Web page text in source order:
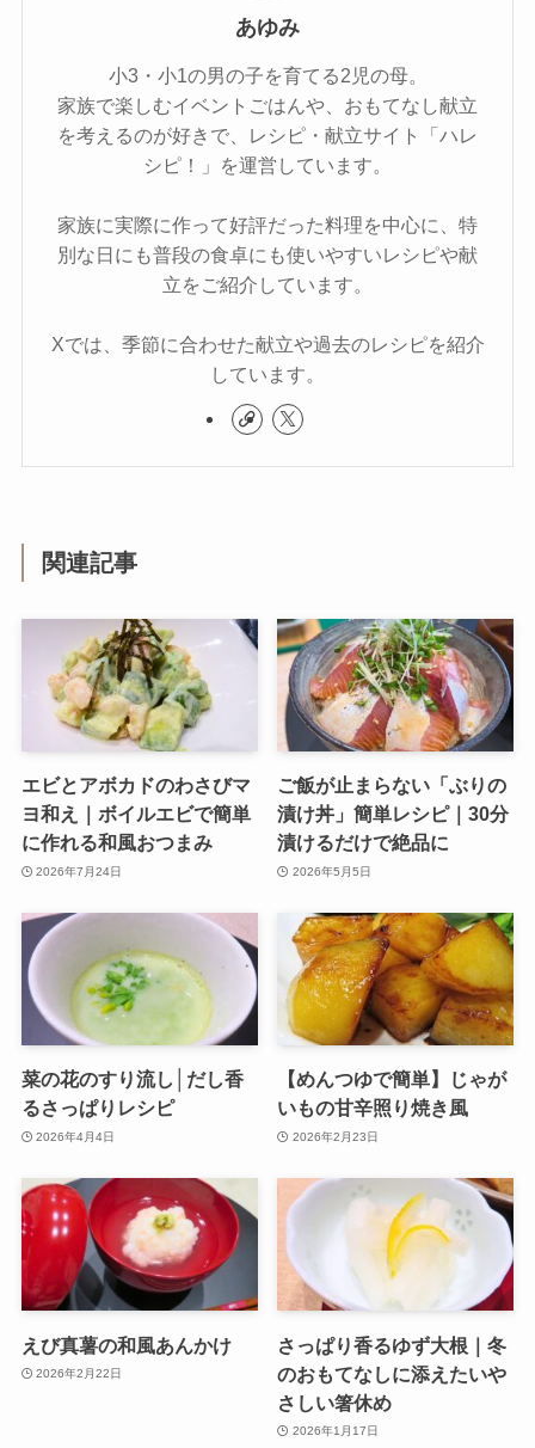
あゆみ
小3・小1の男の子を育てる2児の母。
家族で楽しむイベントごはんや、おもてなし献立
を考えるのが好きで、レシピ・献立サイト「ハレ
シピ！」を運営しています。
家族に実際に作って好評だった料理を中心に、特
別な日にも普段の食卓にも使いやすいレシピや献
立をご紹介しています。
Xでは、季節に合わせた献立や過去のレシピを紹介
しています。
関連記事
エビとアボカドのわさびマ
ヨ和え｜ボイルエビで簡単
に作れる和風おつまみ
2026年7月24日
ご飯が止まらない「ぶりの
漬け丼」簡単レシピ｜30分
漬けるだけで絶品に
2026年5月5日
菜の花のすり流し│だし香
るさっぱりレシピ
2026年4月4日
【めんつゆで簡単】じゃが
いもの甘辛照り焼き風
2026年2月23日
えび真薯の和風あんかけ
2026年2月22日
さっぱり香るゆず大根｜冬
のおもてなしに添えたいや
さしい箸休め
2026年1月17日